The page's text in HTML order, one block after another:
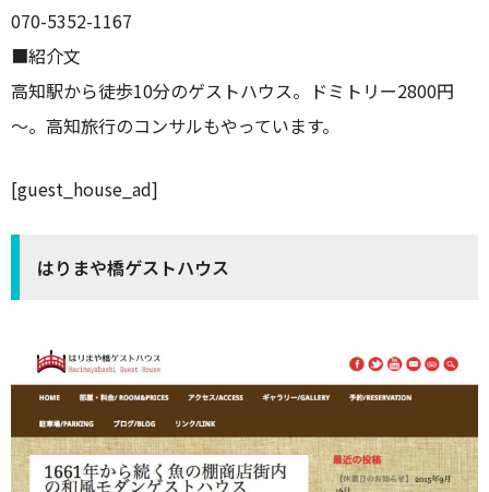
070-5352-1167
■紹介文
高知駅から徒歩10分のゲストハウス。ドミトリー2800円
～。高知旅行のコンサルもやっています。
[guest_house_ad]
はりまや橋ゲストハウス